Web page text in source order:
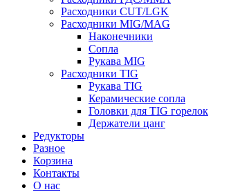
Расходники CUT/LGK
Расходники MIG/MAG
Наконечники
Сопла
Рукава MIG
Расходники TIG
Рукава TIG
Керамические сопла
Головки для TIG горелок
Держатели цанг
Редукторы
Разное
Корзина
Контакты
О нас